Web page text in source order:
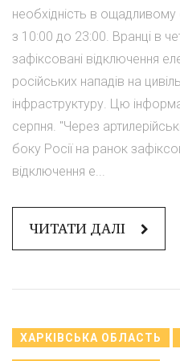
необхідність в
з 10:00 до 23:00. Вранці в
зафіксовані відключення
російських нападів на
інфраструктуру. Цю
серпня. "Через
боку Росії на ранок
відключення е...
ЧИТАТИ ДАЛІ
ХАРКІВСЬКА ОБЛАСТЬ